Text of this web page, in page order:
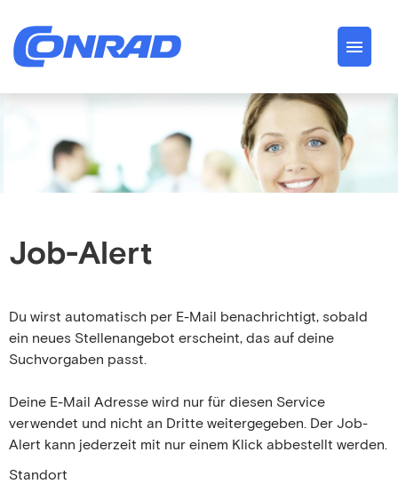
Über uns
Conrad Spirit
Job-Alert
Du wirst automatisch per E-Mail benachrichtigt, sobald
ein neues Stellenangebot erscheint, das auf deine
Suchvorgaben passt.
Deine E-Mail Adresse wird nur für diesen Service
verwendet und nicht an Dritte weitergegeben. Der Job-
Alert kann jederzeit mit nur einem Klick abbestellt werden.
Standort